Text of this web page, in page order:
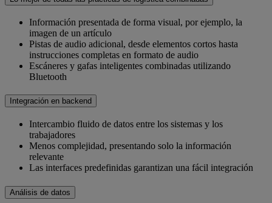
Información presentada de forma visual, por ejemplo, la
imagen de un artículo
Pistas de audio adicional, desde elementos cortos hasta
instrucciones completas en formato de audio
Escáneres y gafas inteligentes combinadas utilizando
Bluetooth
Integración en backend
Intercambio fluido de datos entre los sistemas y los
trabajadores
Menos complejidad, presentando solo la información
relevante
Las interfaces predefinidas garantizan una fácil integración
Análisis de datos